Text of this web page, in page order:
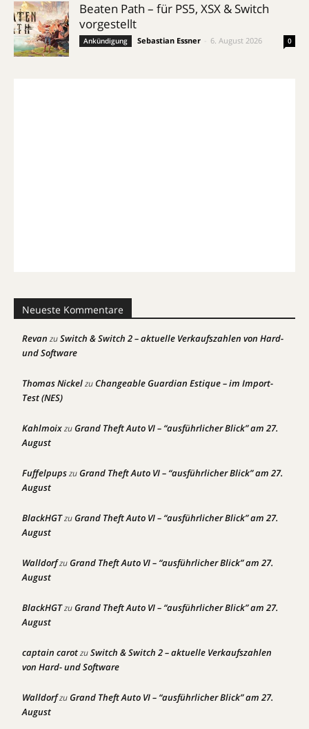
Beaten Path – für PS5, XSX & Switch
vorgestellt
Ankündigung Sebastian Essner 6. August 2026 0
Neueste Kommentare
Revan zuSwitch & Switch 2 – aktuelle Verkaufszahlen von Hard-
und Software
Thomas NickelzuChangeable Guardian Estique – im Import-
Test (NES)
KahlmoixzuGrand Theft Auto VI – “ausführlicher Blick” am 27.
August
FuffelpupszuGrand Theft Auto VI – “ausführlicher Blick” am 27.
August
BlackHGTzuGrand Theft Auto VI – “ausführlicher Blick” am 27.
August
WalldorfzuGrand Theft Auto VI – “ausführlicher Blick” am 27.
August
BlackHGTzuGrand Theft Auto VI – “ausführlicher Blick” am 27.
August
captain carotzuSwitch & Switch 2 – aktuelle Verkaufszahlen
von Hard- und Software
WalldorfzuGrand Theft Auto VI – “ausführlicher Blick” am 27.
August